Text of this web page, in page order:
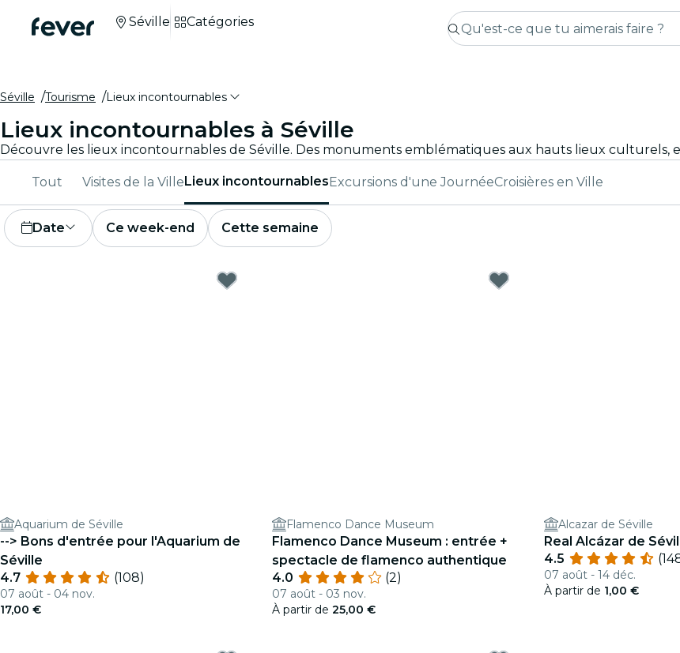
Séville Catégories
Séville Tourisme Lieux incontournables
Lieux incontournables à Séville
Tout Visites de la VilleLieux incontournablesExcursions d'une JournéeCroisières en Ville
Date Ce week-end Cette semaine
Aquarium de Séville
--> Bons d'entrée pour l'Aquarium de
Séville
4.7
(108)
07 août - 04 nov.
17,00 €
Flamenco Dance Museum
Flamenco Dance Museum : entrée +
spectacle de flamenco authentique
4.0
(2)
07 août - 03 nov.
À partir de 25,00 €
Alcazar de Séville
Real Alcázar de
4.5
07 août - 14 déc.
À partir de 1,00 €